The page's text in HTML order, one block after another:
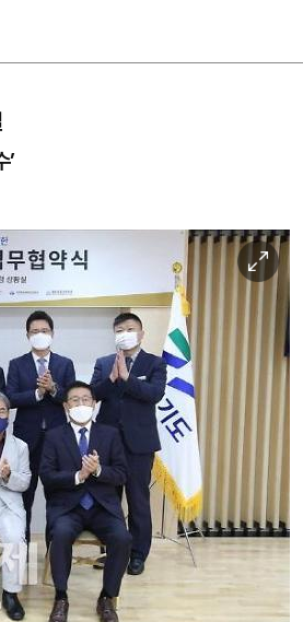
’
이
미
지
확
대